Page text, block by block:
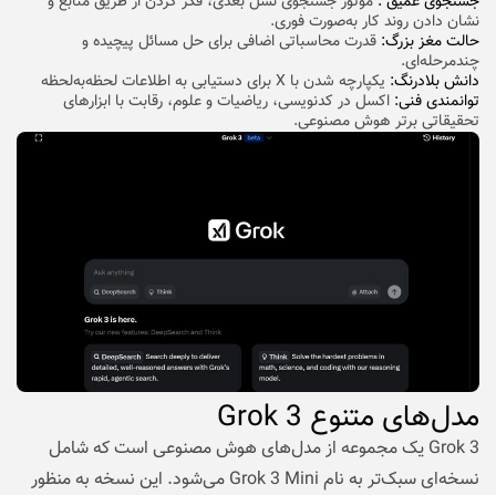
نشان دادن روند کار به‌صورت فوری.
حالت مغز بزرگ: قدرت محاسباتی اضافی برای حل مسائل پیچیده و
چندمرحله‌ای.
دانش بلادرنگ: یکپارچه شدن با X برای دستیابی به اطلاعات لحظه‌به‌لحظه
توانمندی فنی: اکسل در کدنویسی، ریاضیات و علوم، رقابت با ابزارهای
تحقیقاتی برتر هوش مصنوعی.
مدل‌های متنوع Grok 3
Grok 3 یک مجموعه از مدل‌های هوش مصنوعی است که شامل
نسخه‌ای سبک‌تر به نام Grok 3 Mini می‌شود. این نسخه به منظور